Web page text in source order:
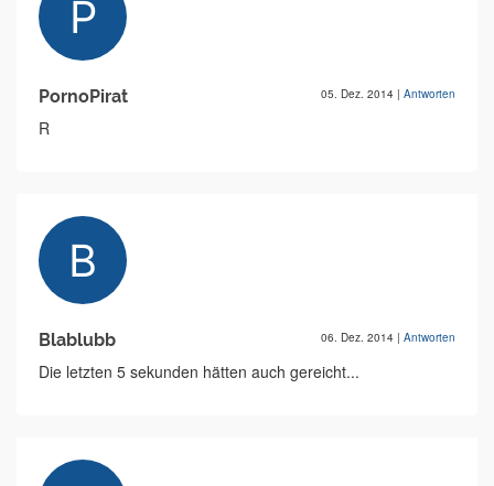
PornoPirat 05. Dez. 2014 | Antworten
R
Blablubb 06. Dez. 2014 | Antworten
Die letzten 5 sekunden hätten auch gereicht...